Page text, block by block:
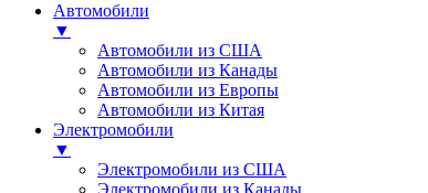
Автомобили
▼
Автомобили из США
Автомобили из Канады
Автомобили из Европы
Автомобили из Китая
Электромобили
▼
Электромобили из США
Электромобили из Канады